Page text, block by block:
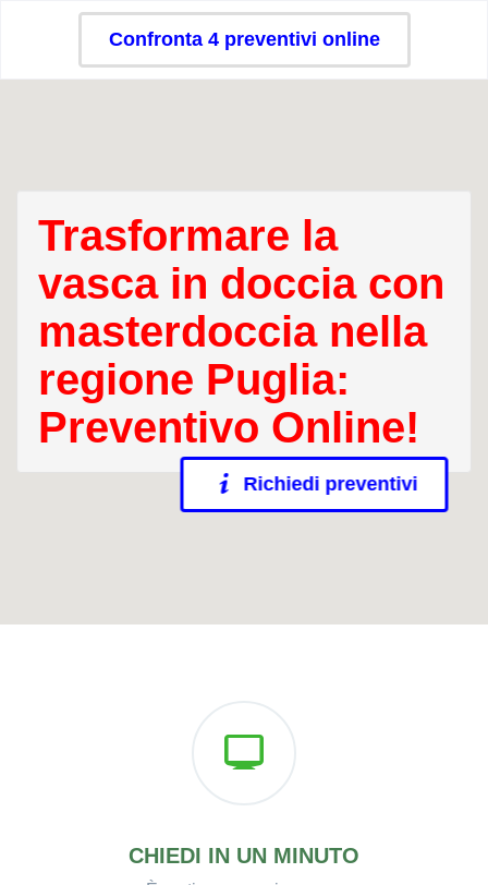
Confronta 4 preventivi online
Trasformare la
vasca in doccia con
masterdoccia nella
regione Puglia:
Preventivo Online!
Richiedi preventivi
CHIEDI IN UN MINUTO